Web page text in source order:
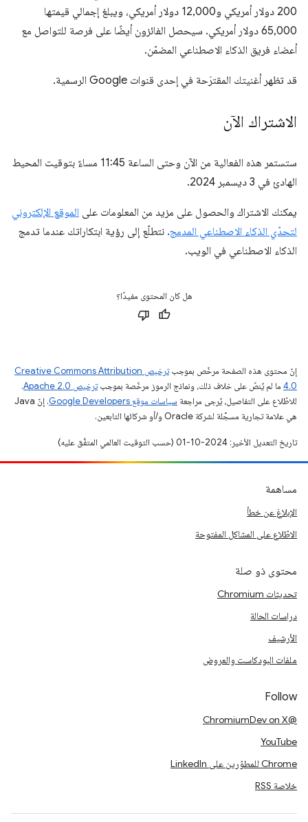
200 دولار أمريكي و12,000 دولار أمريكي، ويبلغ إجمالي قيمتها
65,000 دولار أمريكي. سيحصل الفائزون أيضًا على فرصة للتواصل مع
أعضاء فريق الذكاء الاصطناعي المضمّن.
قد تظهر أغنيتك المقترَحة في إحدى قنوات Google الرسمية.
الاشتراك الآن
ستستمر هذه الفعالية من الآن وحتى الساعة 11:45 مساءً بتوقيت المحيط
الهادئ في 3 ديسمبر 2024.
يمكنك الاشتراك والحصول على مزيد من المعلومات على الموقع الإلكتروني
لتحدّي الذكاء الاصطناعي المدمج. نتطلّع إلى رؤية ابتكاراتك عندما تدمج
الذكاء الاصطناعي في الويب.
هل كان المحتوى مفيدًا؟
إنّ محتوى هذه الصفحة مرخّص بموجب
ترخيص Creative Commons Attribution
4.0‏ ما لم يُنصّ على خلاف ذلك، ونماذج الرموز مرخّصة بموجبترخيص Apache 2.0‏
.
للاطّلاع على التفاصيل، يُرجى مراجعة سياسات موقع Google Developers‏
. إنّ Java
هي علامة تجارية مسجَّلة لشركة Oracle و/أو شركائها التابعين.
تاريخ التعديل الأخير: 2024-10-01 (حسب التوقيت العالمي المتفَّق عليه)
مساهمة
الإبلاغ عن خطأ
الاطّلاع على المشاكل المفتوحة
محتوى ذو صلة
تحديثات Chromium
دراسات الحالة
الأرشيف
ملفات البودكاست والعروض
Follow
@ChromiumDev on X
YouTube
Chrome للمطوّرين على LinkedIn
خلاصة RSS